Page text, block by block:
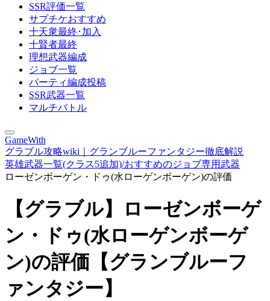
SSR評価一覧
サプチケおすすめ
十天衆最終･加入
十賢者最終
理想武器編成
ジョブ一覧
パーティ編成投稿
SSR武器一覧
マルチバトル
GameWith
グラブル攻略wiki｜グランブルーファンタジー徹底解説
英雄武器一覧(クラス5追加)/おすすめのジョブ専用武器
ローゼンボーゲン・ドゥ(水ローゲンボーゲン)の評価
【グラブル】ローゼンボーゲ
ン・ドゥ(水ローゲンボーゲ
ン)の評価【グランブルーフ
ァンタジー】